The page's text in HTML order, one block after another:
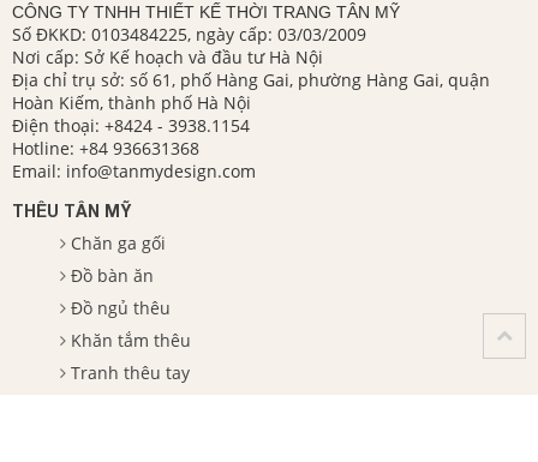
CÔNG TY TNHH THIẾT KẾ THỜI TRANG TÂN MỸ
Số ĐKKD: 0103484225, ngày cấp: 03/03/2009
Nơi cấp: Sở Kế hoạch và đầu tư Hà Nội
Địa chỉ trụ sở: số 61, phố Hàng Gai, phường Hàng Gai, quận
Hoàn Kiếm, thành phố Hà Nội
Điện thoại: +8424 - 3938.1154
Hotline: +84 936631368
Email: info@tanmydesign.com
THÊU TÂN MỸ
Chăn ga gối
Đồ bàn ăn
Đồ ngủ thêu
Khăn tắm thêu
Tranh thêu tay